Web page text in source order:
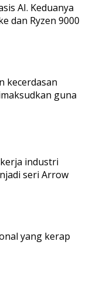
AI. Keduanya
dan Ryzen 9000
kecerdasan
guna
industri
seri Arrow
yang kerap